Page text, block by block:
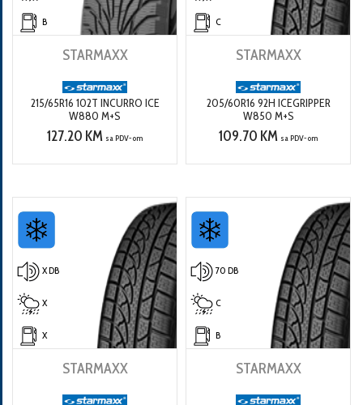
B
STARMAXX
215/65R16 102T INCURRO ICE
W880 M+S
127.20 KM sa PDV-om
C
STARMAXX
205/60R16 92H ICEGRIPPER
W850 M+S
109.70 KM sa PDV-om
X DB
X
X
STARMAXX
70 DB
C
B
STARMAXX